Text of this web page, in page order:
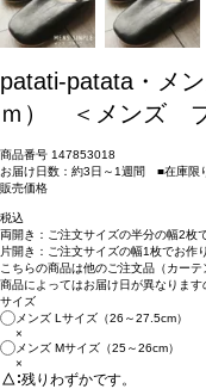
patati-patata・メ
ｍ） ＜メンズ ブ
商品番号 147853018
お届け日数：約3日～1週間 ■在庫限
販売価格
税込
両開き： ご注文サイズの半分の幅2枚
片開き： ご注文サイズの幅1枚でお作
こちらの商品は他のご注文品（カーテ
商品によってはお届け日が異なります
サイズ
メンズ Lサイズ（26～27.5cm）
×
メンズ Mサイズ（25～26cm）
×
△ 残りわずかです。